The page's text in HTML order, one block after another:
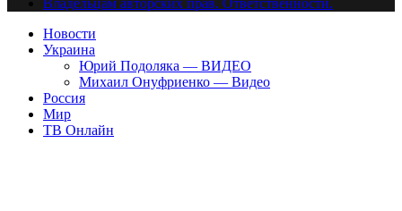
Владельцам авторских прав. Ответственности.
Новости
Украина
Юрий Подоляка — ВИДЕО
Михаил Онуфриенко — Видео
Россия
Мир
ТВ Онлайн